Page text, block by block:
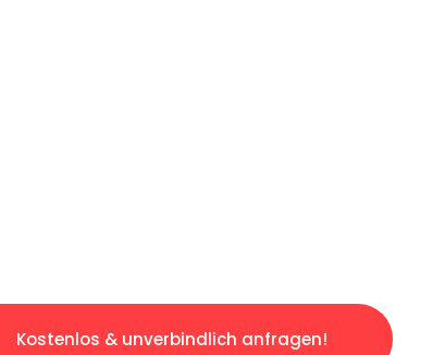
Kostenlos & unverbindlich anfragen!